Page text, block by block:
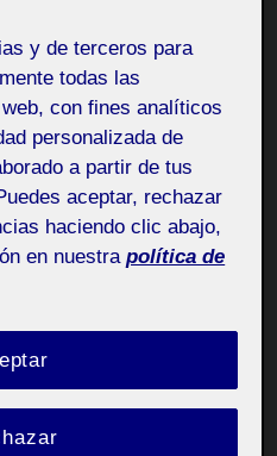
y de terceros para
todas las
con fines analíticos
personalizada de
a partir de tus
aceptar, rechazar
haciendo clic abajo,
en nuestra política de